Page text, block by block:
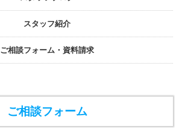
スタッフ紹介
ご相談フォーム・資料請求
ご相談フォーム